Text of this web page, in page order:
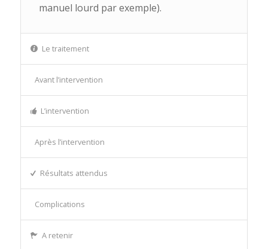
manuel lourd par exemple).
Le traitement
Avant l’intervention
L’intervention
Après l’intervention
Résultats attendus
Complications
A retenir